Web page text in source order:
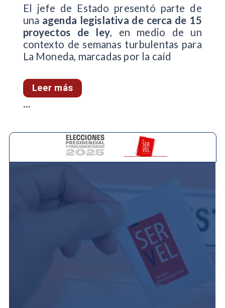
El jefe de Estado presentó parte de
una agenda legislativa de cerca de 15
proyectos de ley, en medio de un
contexto de semanas turbulentas para
La Moneda, marcadas por la caíd
Leer más
...